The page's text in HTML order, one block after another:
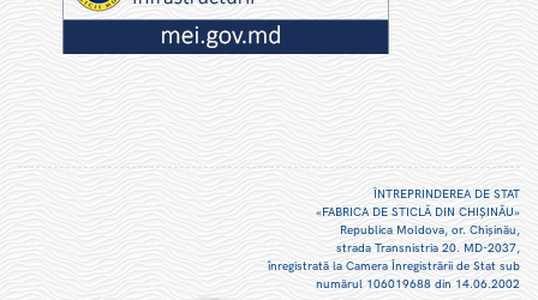
ÎNTREPRINDEREA DE STAT
«FABRICA DE STICLĂ DIN CHIŞINĂU»
Republica Moldova, or. Chişinău,
strada Transnistria 20. MD-2037,
înregistrată la Camera Înregistrării de Stat sub
numărul 106019688 din 14.06.2002